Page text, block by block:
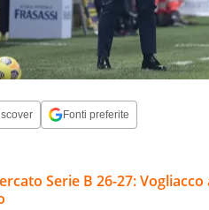
Fonti preferite
Serie B 26-27: